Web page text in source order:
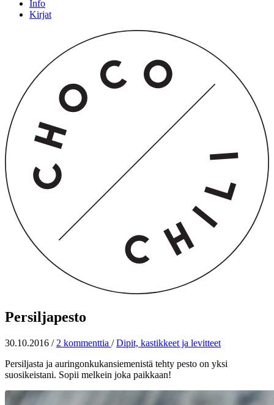
Info
Kirjat
Persiljapesto
30.10.2016 / 2 kommenttia / Dipit, kastikkeet ja levitteet
Persiljasta ja auringonkukansiemenistä tehty pesto on yksi
suosikeistani. Sopii melkein joka paikkaan!